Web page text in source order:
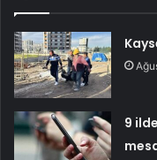
9